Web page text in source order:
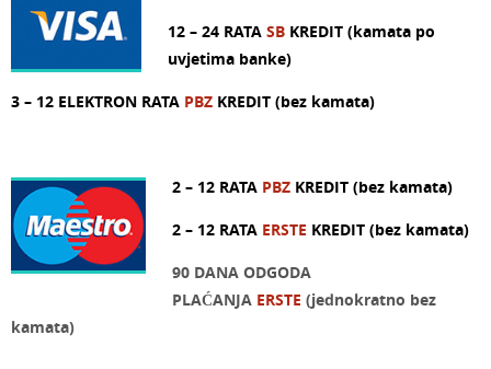
12 – 24 RATA SB KREDIT (kamata po
uvjetima banke)
3 – 12 ELEKTRON RATA PBZ KREDIT (bez kamata)
2 – 12 RATA PBZ KREDIT (bez kamata)
2 – 12 RATA ERSTE KREDIT (bez kamata)
90 DANA ODGODA
PLAĆANJA ERSTE (jednokratno bez
kamata)